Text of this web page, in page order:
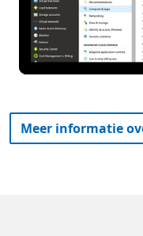
Meer informatie